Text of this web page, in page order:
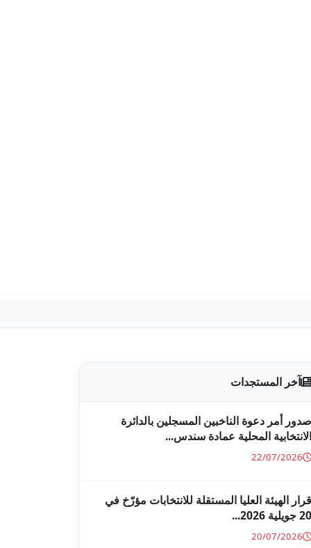
آخر المستجدات
صدور أمر دعوة الناخبين المسجلين بالدائرة
الانتخابية المحلية عمادة سندس...
22/07/2026
قرار الهيئة العليا المستقلة للانتخابات مؤرّخ في
20 جويلية 2026...
20/07/2026